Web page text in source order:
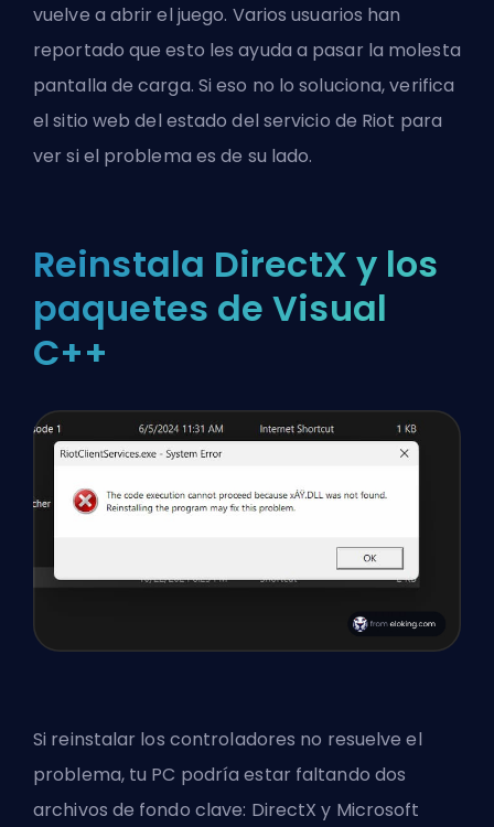
vuelve a abrir el juego. Varios usuarios han
reportado que esto les ayuda a pasar la molesta
pantalla de carga. Si eso no lo soluciona, verifica
el sitio web del estado del servicio de Riot para
ver si el problema es de su lado.
Reinstala DirectX y los
paquetes de Visual
C++
Si reinstalar los controladores no resuelve el
problema, tu PC podría estar faltando dos
archivos de fondo clave: DirectX y Microsoft